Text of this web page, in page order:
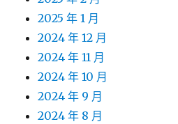
2025 年 1 月
2024 年 12 月
2024 年 11 月
2024 年 10 月
2024 年 9 月
2024 年 8 月